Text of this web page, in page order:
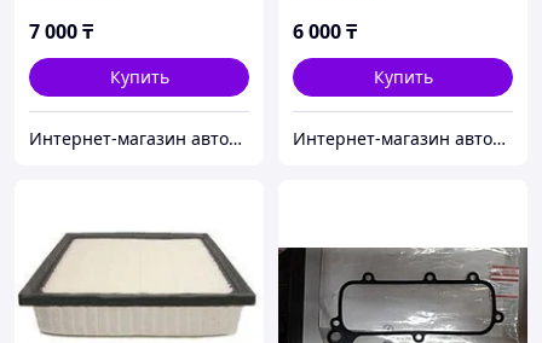
7 000₸
Купить
Интернет-магазин автозапчастей Parts-shop.kz
6 000₸
Купить
Интернет-магазин автозапчастей Parts-shop.kz